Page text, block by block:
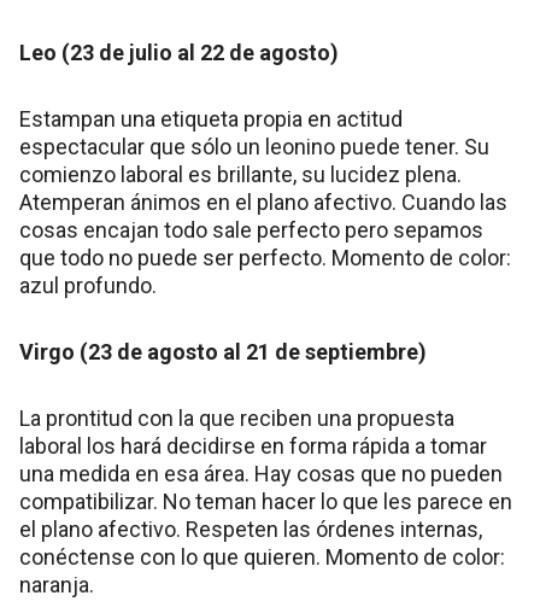
Leo (23 de julio al 22 de agosto)
Estampan una etiqueta propia en actitud
espectacular que sólo un leonino puede tener. Su
comienzo laboral es brillante, su lucidez plena.
Atemperan ánimos en el plano afectivo. Cuando las
cosas encajan todo sale perfecto pero sepamos
que todo no puede ser perfecto. Momento de color:
azul profundo.
Virgo (23 de agosto al 21 de septiembre)
La prontitud con la que reciben una propuesta
laboral los hará decidirse en forma rápida a tomar
una medida en esa área. Hay cosas que no pueden
compatibilizar. No teman hacer lo que les parece en
el plano afectivo. Respeten las órdenes internas,
conéctense con lo que quieren. Momento de color:
naranja.